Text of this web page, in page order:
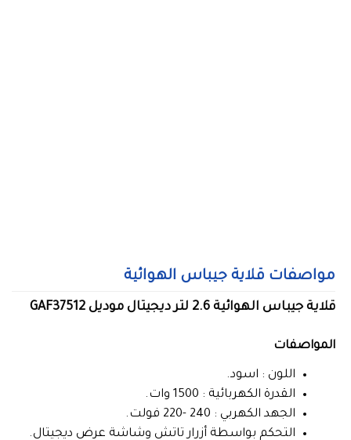
مواصفات قلاية جيباس الهوائية
قلاية جيباس الهوائية 2.6 لتر ديجيتال موديل GAF37512
المواصفات
اللون : اسود.
القدرة الكهربائية : 1500 وات.
الجهد الكهربي : 240 -220 فولت.
التحكم بواسطة أزرار تاتش وشاشة عرض ديجيتال.